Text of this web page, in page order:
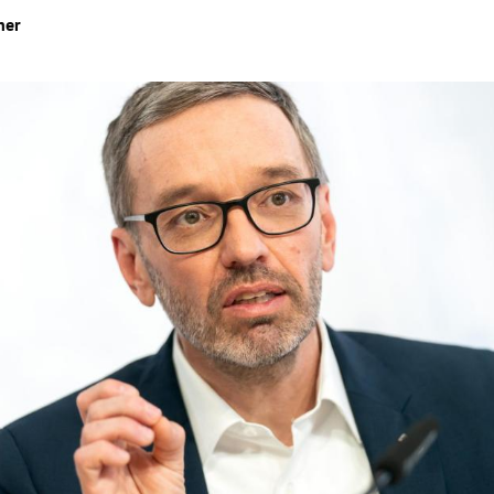
öffnen/schließen